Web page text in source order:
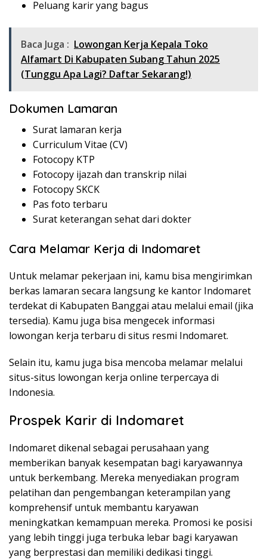
Peluang karir yang bagus
Baca Juga : Lowongan Kerja Kepala Toko
Alfamart Di Kabupaten Subang Tahun 2025
(Tunggu Apa Lagi? Daftar Sekarang!)
Dokumen Lamaran
Surat lamaran kerja
Curriculum Vitae (CV)
Fotocopy KTP
Fotocopy ijazah dan transkrip nilai
Fotocopy SKCK
Pas foto terbaru
Surat keterangan sehat dari dokter
Cara Melamar Kerja di Indomaret
Untuk melamar pekerjaan ini, kamu bisa mengirimkan
berkas lamaran secara langsung ke kantor Indomaret
terdekat di Kabupaten Banggai atau melalui email (jika
tersedia). Kamu juga bisa mengecek informasi
lowongan kerja terbaru di situs resmi Indomaret.
Selain itu, kamu juga bisa mencoba melamar melalui
situs-situs lowongan kerja online terpercaya di
Indonesia.
Prospek Karir di Indomaret
Indomaret dikenal sebagai perusahaan yang
memberikan banyak kesempatan bagi karyawannya
untuk berkembang. Mereka menyediakan program
pelatihan dan pengembangan keterampilan yang
komprehensif untuk membantu karyawan
meningkatkan kemampuan mereka. Promosi ke posisi
yang lebih tinggi juga terbuka lebar bagi karyawan
yang berprestasi dan memiliki dedikasi tinggi.